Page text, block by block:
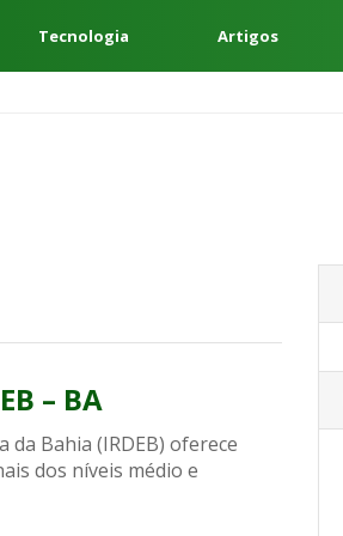
Tecnologia Artigos
– BA
Bahia (IRDEB) oferece
dos níveis médio e